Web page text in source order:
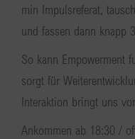
min Impulsreferat,
und fassen dann knapp
So kann Empowerment
sorgt für
Interaktion bringt uns
Ankommen ab 18:30 /